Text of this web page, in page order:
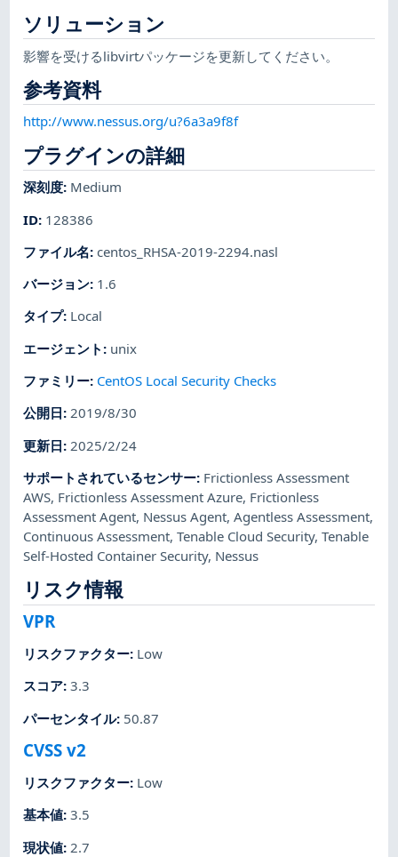
ソリューション
影響を受けるlibvirtパッケージを更新してください。
参考資料
http://www.nessus.org/u?6a3a9f8f
プラグインの詳細
深刻度: Medium
ID: 128386
ファイル名:centos_RHSA-2019-2294.nasl
バージョン: 1.6
タイプ: Local
エージェント : unix
ファミリー: CentOS Local Security Checks
公開日:2019/8/30
更新日: 2025/2/24
サポートされているセンサー: Frictionless Assessment
AWS, Frictionless Assessment Azure, Frictionless
Assessment Agent, Nessus Agent,Agentless Assessment,
Continuous Assessment,Tenable Cloud Security,Tenable
Self-Hosted Container Security, Nessus
リスク情報
VPR
リスクファクター: Low
スコア:3.3
パーセンタイル: 50.87
CVSS v2
リスクファクター: Low
基本値:3.5
現状値: 2.7